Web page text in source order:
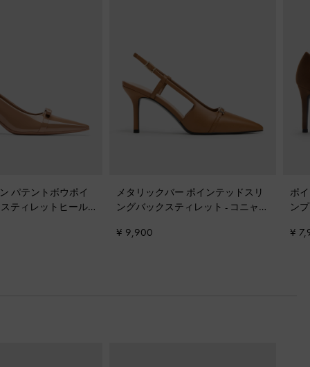
パテントボウポイ
ティレットヒール
メタリックバー ポインテッドスリ
ングバックスティレット - コニャッ
¥ 9,900
ポ
ン
¥